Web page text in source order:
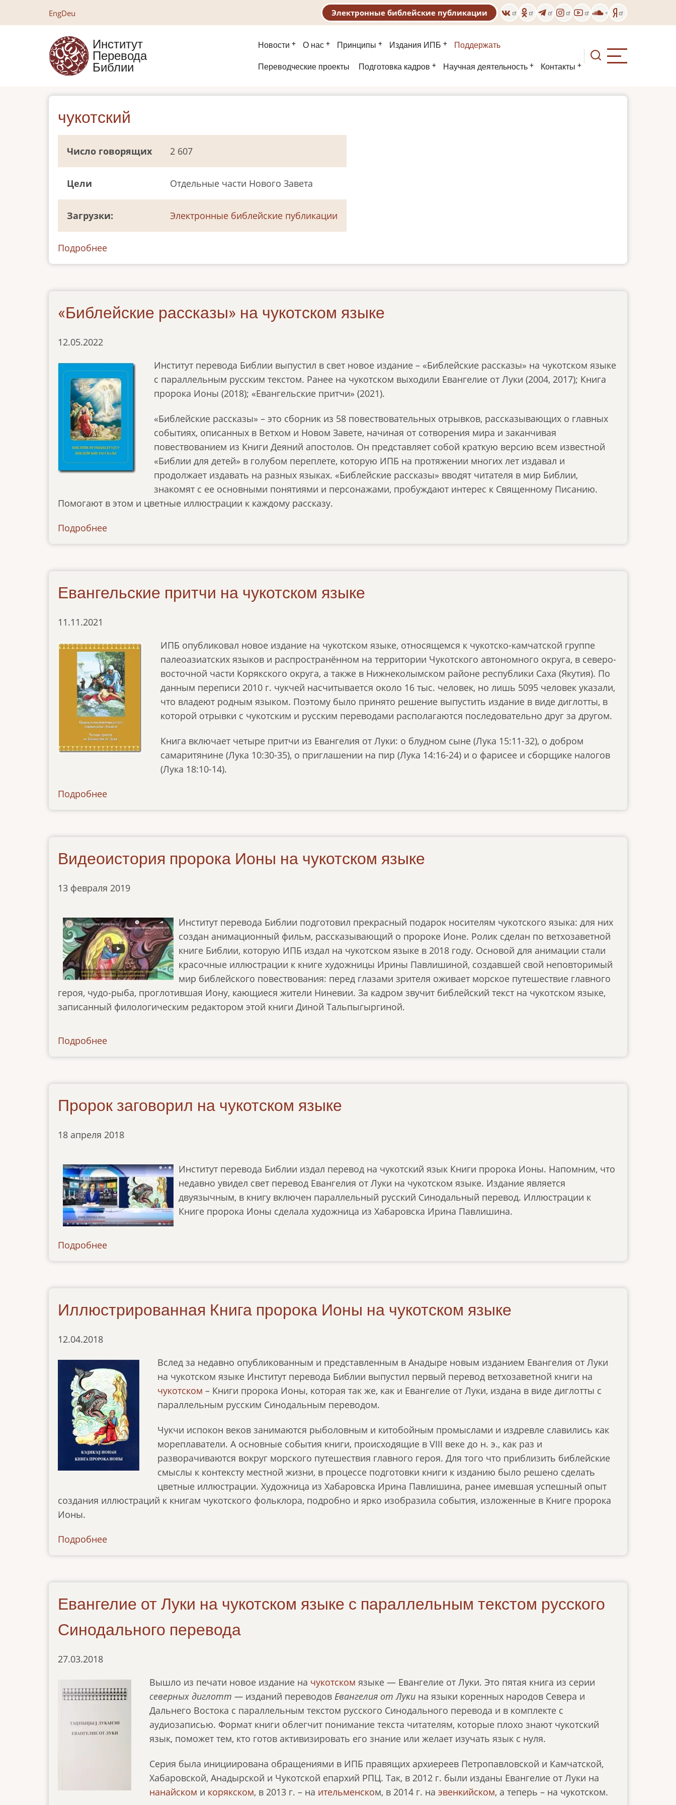
содержанию
EngDeu Электронные библейские публикации
Институт
Перевода
Библии
Основная
навигация
Новости О нас Принципы Издания ИПБ Поддержать
Второе
Переводческие проекты Подготовка кадров Научная деятельность Контакты
чукотский
Число говорящих 2 607
Цели Отдельные части Нового Завета
Загрузки Электронные библейские публикации
Подробнее
чукотский
«Библейские рассказы» на чукотском языке
12.05.2022
Институт перевода Библии выпустил в свет новое издание – «Библейские рассказы» на чукотском языке
с параллельным русским текстом. Ранее на чукотском выходили Евангелие от Луки (2004, 2017); Книга
пророка Ионы (2018); «Евангельские притчи» (2021).
«Библейские рассказы» – это сборник из 58 повествовательных отрывков, рассказывающих о главных
событиях, описанных в Ветхом и Новом Завете, начиная от сотворения мира и заканчивая
повествованием из Книги Деяний апостолов. Он представляет собой краткую версию всем известной
«Библии для детей» в голубом переплете, которую ИПБ на протяжении многих лет издавал и
продолжает издавать на разных языках. «Библейские рассказы» вводят читателя в мир Библии,
знакомят с ее основными понятиями и персонажами, пробуждают интерес к Священному Писанию.
Помогают в этом и цветные иллюстрации к каждому рассказу.
Подробнее
Евангельские притчи на чукотском языке
11.11.2021
ИПБ опубликовал новое издание на чукотском языке, относящемся к чукотско-камчатской группе
палеоазиатских языков и распространённом на территории Чукотского автономного округа, в северо-
восточной части Корякского округа, а также в Нижнеколымском районе республики Саха (Якутия). По
данным переписи 2010 г. чукчей насчитывается около 16 тыс. человек, но лишь 5095 человек указали,
что владеют родным языком. Поэтому было принято решение выпустить издание в виде диглотты, в
которой отрывки с чукотским и русским переводами располагаются последовательно друг за другом.
Книга включает четыре притчи из Евангелия от Луки: о блудном сыне (Лука 15:11-32), о добром
самаритянине (Лука 10:30-35), о приглашении на пир (Лука 14:16-24) и о фарисее и сборщике налогов
(Лука 18:10-14).
Подробнее
Видеоистория пророка Ионы на чукотском языке
13 февраля 2019
Институт перевода Библии подготовил прекрасный подарок носителям чукотского языка: для них
создан анимационный фильм, рассказывающий о пророке Ионе. Ролик сделан по ветхозаветной
книге Библии, которую ИПБ издал на чукотском языке в 2018 году. Основой для анимации стали
красочные иллюстрации к книге художницы Ирины Павлишиной, создавшей свой неповторимый
мир библейского повествования: перед глазами зрителя оживает морское путешествие главного
героя, чудо-рыба, проглотившая Иону, кающиеся жители Ниневии. За кадром звучит библейский текст на чукотском языке,
записанный филологическим редактором этой книги Диной Тальпыгыргиной.
Подробнее
130219
Пророк заговорил на чукотском языке
18 апреля 2018
Институт перевода Библии издал перевод на чукотский язык Книги пророка Ионы. Напомним, что
недавно увидел свет перевод Евангелия от Луки на чукотском языке. Издание является
двуязычным, в книгу включен параллельный русский Синодальный перевод. Иллюстрации к
Книге пророка Ионы сделала художница из Хабаровска Ирина Павлишина.
Подробнее
180418
Иллюстрированная Книга пророка Ионы на чукотском языке
12.04.2018
Вслед за недавно опубликованным и представленным в Анадыре новым изданием Евангелия от Луки
на чукотском языке Институт перевода Библии выпустил первый перевод ветхозаветной книги на
чукотском – Книги пророка Ионы, которая так же, как и Евангелие от Луки, издана в виде диглотты с
параллельным русским Синодальным переводом.
Чукчи испокон веков занимаются рыболовным и китобойным промыслами и издревле славились как
мореплаватели. А основные события книги, происходящие в VIII веке до н. э., как раз и
разворачиваются вокруг морского путешествия главного героя. Для того что приблизить библейские
смыслы к контексту местной жизни, в процессе подготовки книги к изданию было решено сделать
цветные иллюстрации. Художница из Хабаровска Ирина Павлишина, ранее имевшая успешный опыт
создания иллюстраций к книгам чукотского фольклора, подробно и ярко изобразила события, изложенные в Книге пророка
Ионы.
Подробнее
Евангелие от Луки на чукотском языке с параллельным текстом русского
Синодального перевода
27.03.2018
Вышло из печати новое издание на чукотском языке — Евангелие от Луки. Это пятая книга из серии
северных диглотт — изданий переводов Евангелия от Луки на языки коренных народов Севера и
Дальнего Востока с параллельным текстом русского Синодального перевода и в комплекте с
аудиозаписью. Формат книги облегчит понимание текста читателям, которые плохо знают чукотский
язык, поможет тем, кто готов активизировать его знание или желает изучать язык с нуля.
Серия была инициирована обращениями в ИПБ правящих архиереев Петропавловской и Камчатской,
Хабаровской, Анадырской и Чукотской епархий РПЦ. Так, в 2012 г. были изданы Евангелие от Луки на
нанайском и корякском, в 2013 г. – на ительменском, в 2014 г. на эвенкийском, а теперь – на чукотском.